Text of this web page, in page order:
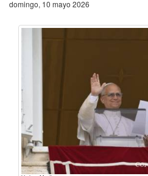
domingo, 10 mayo 2026